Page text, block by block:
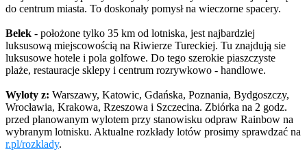
do centrum miasta. To doskonały pomysł na wieczorne spacery.
Belek - położone tylko 35 km od lotniska, jest najbardziej
luksusową miejscowością na Riwierze Tureckiej. Tu znajdują sie
luksusowe hotele i pola golfowe. Do tego szerokie piaszczyste
plaże, restauracje sklepy i centrum rozrywkowo - handlowe.
Wyloty z: Warszawy, Katowic, Gdańska, Poznania, Bydgoszczy,
Wrocławia, Krakowa, Rzeszowa i Szczecina. Zbiórka na 2 godz.
przed planowanym wylotem przy stanowisku odpraw Rainbow na
wybranym lotnisku. Aktualne rozkłady lotów prosimy sprawdzać na
r.pl/rozklady.